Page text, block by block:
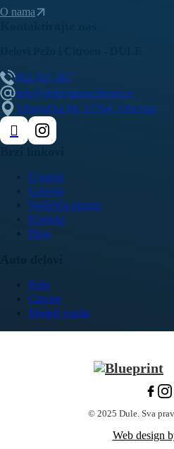
O nama
O nama
Galerija
Najčešća pitanja
Kontakt
Blog
Pežo
Citroen
Modeli vozila
062/307-407
info@delovipezocitroen.rs
Vrbovačka bb, 11564, Vrbovno
© 2025 Dule. Sva
Web design